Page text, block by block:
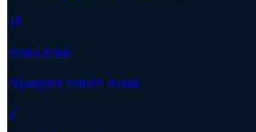
Buku Ende
Nyanyian rohani Batak